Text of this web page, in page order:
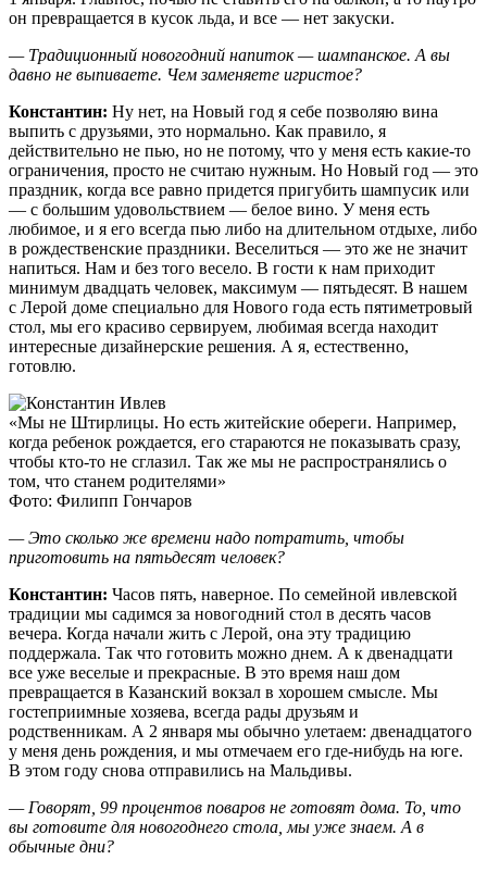
он превращается в кусок льда, и все — нет закуски.
— Традиционный новогодний напиток — шампанское. А вы
давно не выпиваете. Чем заменяете ­игристое?
Константин: Ну нет, на Новый год я себе позволяю вина
выпить с друзьями, это нормально. Как правило, я
действительно не пью, но не потому, что у меня есть какие-то
ограничения, просто не считаю нужным. Но Новый год — это
праздник, когда все равно придется пригубить шампусик или
— с большим удовольствием — белое вино. У меня есть
любимое, и я его всегда пью либо на длительном отдыхе, либо
в рождественские праздники. Веселиться — это же не значит
напиться. Нам и без того весело. В гости к нам приходит
минимум двадцать человек, максимум — пятьдесят. В нашем
с Лерой доме специально для Нового года есть пятиметровый
стол, мы его красиво сервируем, любимая всегда находит
интересные дизайнерские решения. А я, естественно,
готовлю.
«Мы не Штирлицы. Но есть житейские обереги. Например,
когда ребенок рождается, его стараются не показывать сразу,
чтобы кто-то не сглазил. Так же мы не распространялись о
том, что станем родителями»
Фото: Филипп Гончаров
— Это сколько же времени надо потратить, чтобы
приготовить на пятьдесят человек?
Константин: Часов пять, наверное. По семейной ивлевской
традиции мы садимся за новогодний стол в десять часов
вечера. Когда начали жить с Лерой, она эту традицию
поддержала. Так что готовить можно днем. А к двенадцати
все уже веселые и прекрасные. В это время наш дом
превращается в Казанский вокзал в хорошем смысле. Мы
гостеприимные хозяева, всегда рады друзьям и
родственникам. А 2 января мы обычно улетаем: двенадцатого
у меня день рождения, и мы отмечаем его где-нибудь на юге.
В этом году снова отправились на Мальдивы.
— Говорят, 99 процентов поваров не готовят дома. То, что
вы готовите для новогоднего стола, мы уже знаем. А в
обычные дни?